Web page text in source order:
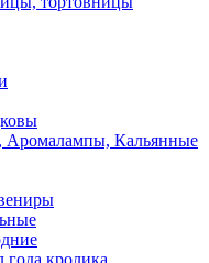
Аромалампы, Кальянные
кролика